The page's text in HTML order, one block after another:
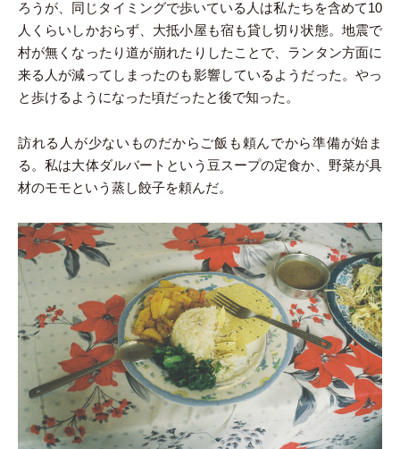
ろうが、同じタイミングで歩いている人は私たちを含めて10
人くらいしかおらず、大抵小屋も宿も貸し切り状態。地震で
村が無くなったり道が崩れたりしたことで、ランタン方面に
来る人が減ってしまったのも影響しているようだった。やっ
と歩けるようになった頃だったと後で知った。
訪れる人が少ないものだからご飯も頼んでから準備が始ま
る。私は大体ダルバートという豆スープの定食か、野菜が具
材のモモという蒸し餃子を頼んだ。